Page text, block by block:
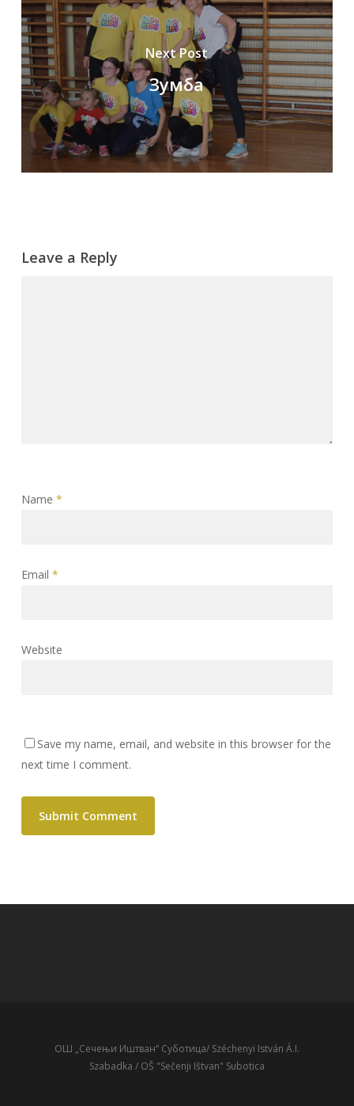
Next Post
Зумба
Leave a Reply
Name *
Email *
Website
Save my name, email, and website in this browser for the
next time I comment.
ОШ „Сечењи Иштван“ Суботица/ Széchenyi István Á.I.
Szabadka / OŠ "Sečenji Ištvan" Subotica